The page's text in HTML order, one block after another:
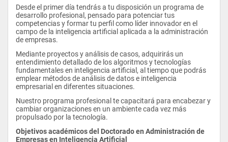
Desde el primer día tendrás a tu disposición un programa de
desarrollo profesional, pensado para potenciar tus
competencias y formar tu perfil como líder innovador en el
campo de la inteligencia artificial aplicada a la administración
de empresas.
Mediante proyectos y análisis de casos, adquirirás un
entendimiento detallado de los algoritmos y tecnologías
fundamentales en inteligencia artificial, al tiempo que podrás
emplear métodos de análisis de datos e inteligencia
empresarial en diferentes situaciones.
Nuestro programa profesional te capacitará para encabezar y
cambiar organizaciones en un ambiente cada vez más
propulsado por la tecnología.
Objetivos académicos del Doctorado en Administración de
Empresas en Inteligencia Artificial